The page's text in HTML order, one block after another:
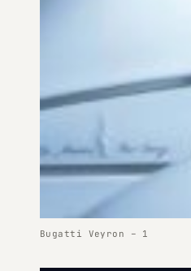
Bugatti Veyron – 1